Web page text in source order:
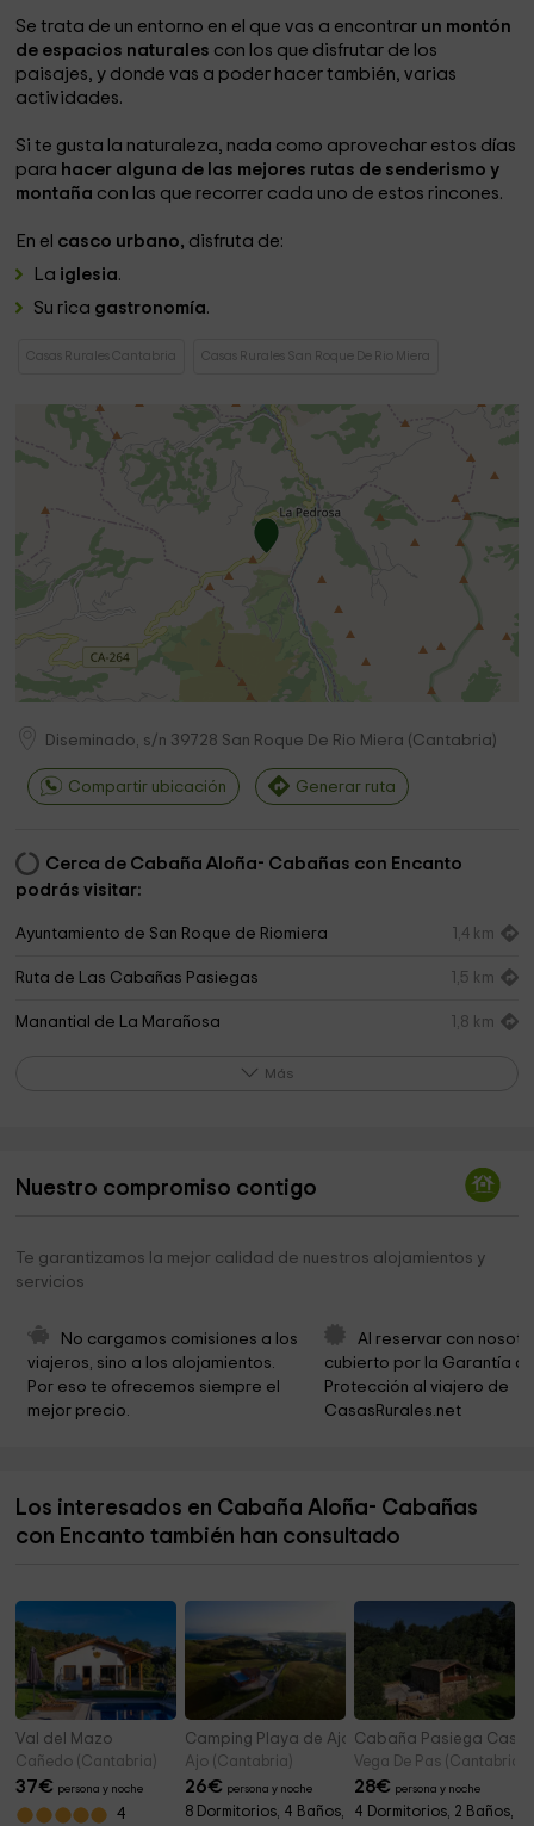
Se trata de un entorno en el que vas a encontrar un montón
de espacios naturales con los que disfrutar de los
paisajes, y donde vas a poder hacer también, varias
actividades.
Si te gusta la naturaleza, nada como aprovechar estos días
para hacer alguna de las mejores rutas de senderismo y
montaña con las que recorrer cada uno de estos rincones.
En el casco urbano, disfruta de:
La iglesia.
Su rica gastronomía.
Casas Rurales Cantabria Casas Rurales San Roque De Rio Miera
Diseminado, s/n 39728 San Roque De Rio Miera (Cantabria)
Compartir ubicación Generar ruta
Cerca de Cabaña Aloña- Cabañas con Encanto
podrás visitar:
Ayuntamiento de San Roque de Riomiera 1,4 km
Ruta de Las Cabañas Pasiegas 1,5 km
Manantial de La Marañosa 1,8 km
Ruta de Las Cumbres Pasiegas
Ayuntamiento de Soba 2,6 km
Montaña Oriental
Museo de Miera
Iglesia de Santa María de la Asunción
Ayuntamiento de Miera 5,4 km
Casa De La Beata 5,5 km
Más
Nuestro compromiso contigo
Te garantizamos la mejor calidad de nuestros alojamientos y
servicios
No cargamos comisiones a los
viajeros, sino a los alojamientos.
Por eso te ofrecemos siempre el
mejor precio.
Al reservar con
cubierto por la Garantía
Protección al viajero de
CasasRurales.net
Los interesados en Cabaña Aloña- Cabañas
con Encanto también han consultado
Val del Mazo
Cañedo (Cantabria)
37€ persona y noche
4
Camping Playa de Ajo
Ajo (Cantabria)
26€ persona y noche
8 Dormitorios, 4 Baños,
Cabaña Pasiega
Vega De Pas (Cantabria)
28€ persona y noche
4 Dormitorios, 2 Baños,